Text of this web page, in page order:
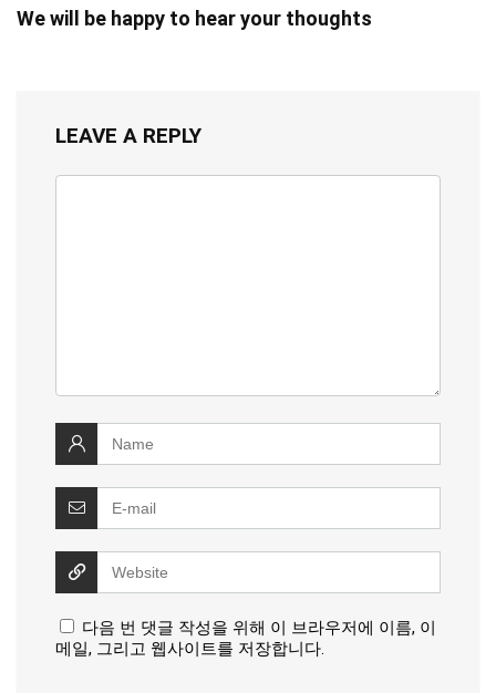
We will be happy to hear your thoughts
LEAVE A REPLY
다음 번 댓글 작성을 위해 이 브라우저에 이름, 이
메일, 그리고 웹사이트를 저장합니다.